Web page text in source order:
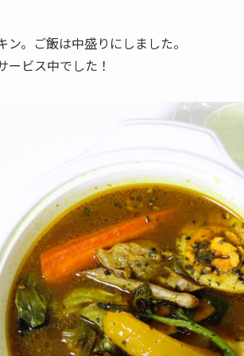
ン。ご飯は中盛りにしました。
ービス中でした！